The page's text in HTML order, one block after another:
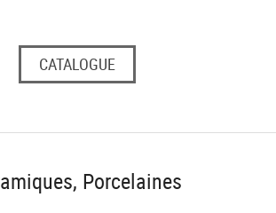
CATALOGUE
Porcelaines